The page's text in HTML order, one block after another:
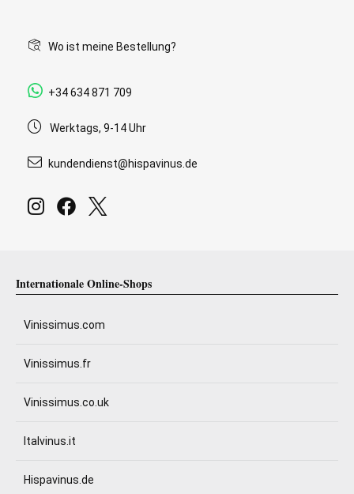
Wo ist meine Bestellung?
+34 634 871 709
Werktags, 9-14 Uhr
kundendienst@hispavinus.de
Internationale Online-Shops
Vinissimus.com
Vinissimus.fr
Vinissimus.co.uk
Italvinus.it
Hispavinus.de